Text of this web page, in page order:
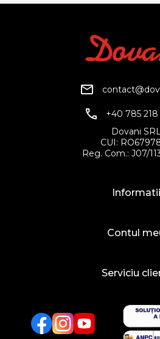
+40 785
Dovani
CUI:
Reg. Com.: J07/
Informatii
Contul
Serviciu
FacebookTwitterYouTube